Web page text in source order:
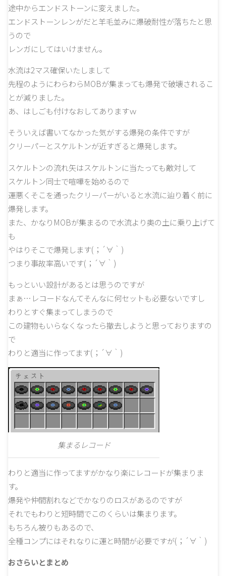
途中からエンドストーンに変えました。
エンドストーンレンがだと羊毛並みに爆破耐性が落ちたと思
うので
レンガにしてはいけません。
水流は2マス確保いたしまして
先程のようにわらわらMOBが集まっても爆発で破壊されるこ
とが減りました。
あ、はしごも付けなおしてありますｗ
そういえば書いてなかった気がする爆発の条件ですが
クリーパーとスケルトンが近すぎると爆発します。
スケルトンの流れ矢はスケルトンに当たっても敵対して
スケルトン同士で喧嘩を始めるので
運悪くそこを通ったクリーパーがいると水流に辿り着く前に
爆発します。
また、かなりMOBが集まるので水流より奥の土に乗り上げて
も
やはりそこで爆発します(；´∀｀)
つまり事故率高いです(；´∀｀)
もっといい設計があるとは思うのですが
まぁ…レコードなんてそんなに何セットも必要ないですし
わりとすぐ集まってしまうので
この建物もいらなくなったら撤去しようと思っておりますの
で
わりと適当に作ってます(；´∀｀)
集まるレコード
わりと適当に作ってますがかなり楽にレコードが集まりま
す。
爆発や仲間割れなどでかなりのロスがあるのですが
それでもわりと短時間でこのくらいは集まります。
もちろん被りもあるので、
全種コンプにはそれなりに運と時間が必要ですが(；´∀｀)
おさらいとまとめ